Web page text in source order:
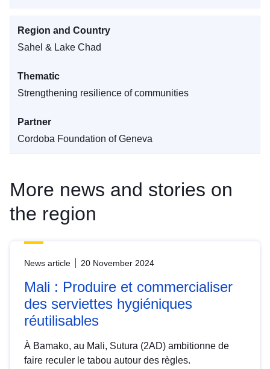
Region and Country
Sahel & Lake Chad
Thematic
Strengthening resilience of communities
Partner
Cordoba Foundation of Geneva
More news and stories on
the region
News article 20 November 2024
Mali : Produire et commercialiser
des serviettes hygiéniques
réutilisables
À Bamako, au Mali, Sutura (2AD) ambitionne de
faire reculer le tabou autour des règles.